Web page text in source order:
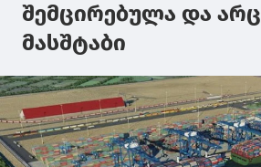
შემცირებულა და არც
მასშტაბი